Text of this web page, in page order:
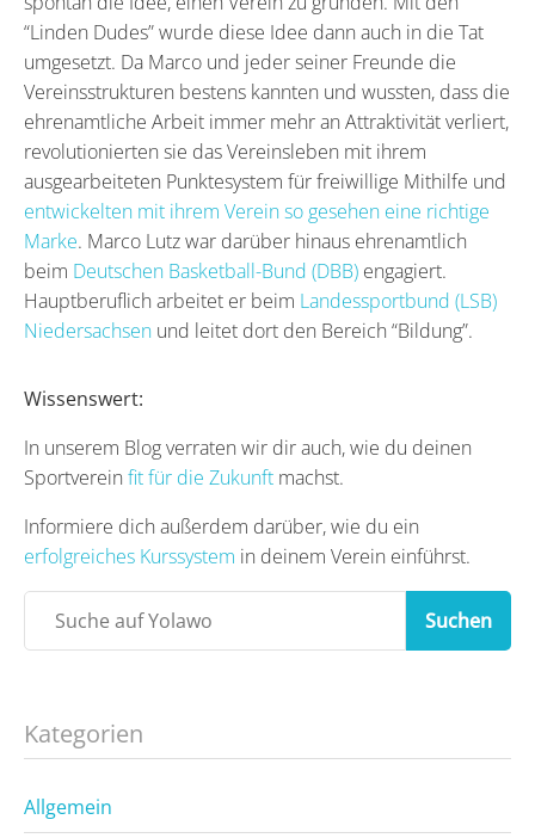
“Linden Dudes” wurde diese Idee dann auch in die Tat
umgesetzt. Da Marco und jeder seiner Freunde die
Vereinsstrukturen bestens kannten und wussten, dass die
ehrenamtliche Arbeit immer mehr an Attraktivität verliert,
revolutionierten sie das Vereinsleben mit ihrem
ausgearbeiteten Punktesystem für freiwillige Mithilfe und
entwickelten mit ihrem Verein so gesehen eine richtige
Marke. Marco Lutz war darüber hinaus ehrenamtlich
beim Deutschen Basketball-Bund (DBB) engagiert.
Hauptberuflich arbeitet er beim Landessportbund (LSB)
Niedersachsen und leitet dort den Bereich “Bildung”.
Wissenswert:
In unserem Blog verraten wir dir auch, wie du deinen
Sportverein fit für die Zukunft machst.
Informiere dich außerdem darüber, wie du ein
erfolgreiches Kurssystem in deinem Verein einführst.
Suchen
Kategorien
Allgemein